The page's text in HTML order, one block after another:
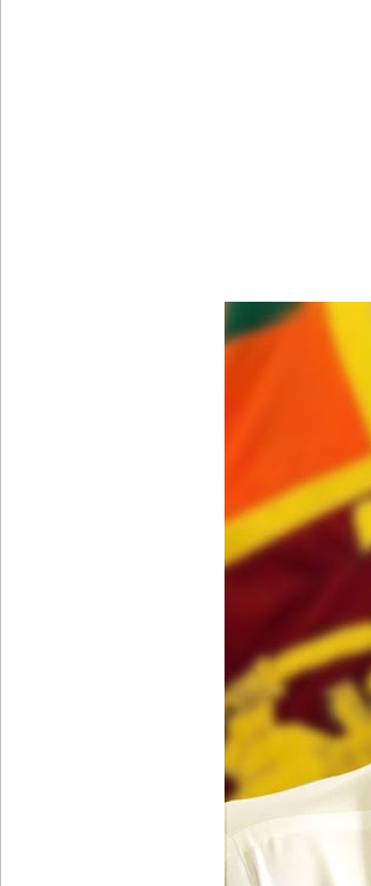
ஹிருணிகாவின் சிறைத்